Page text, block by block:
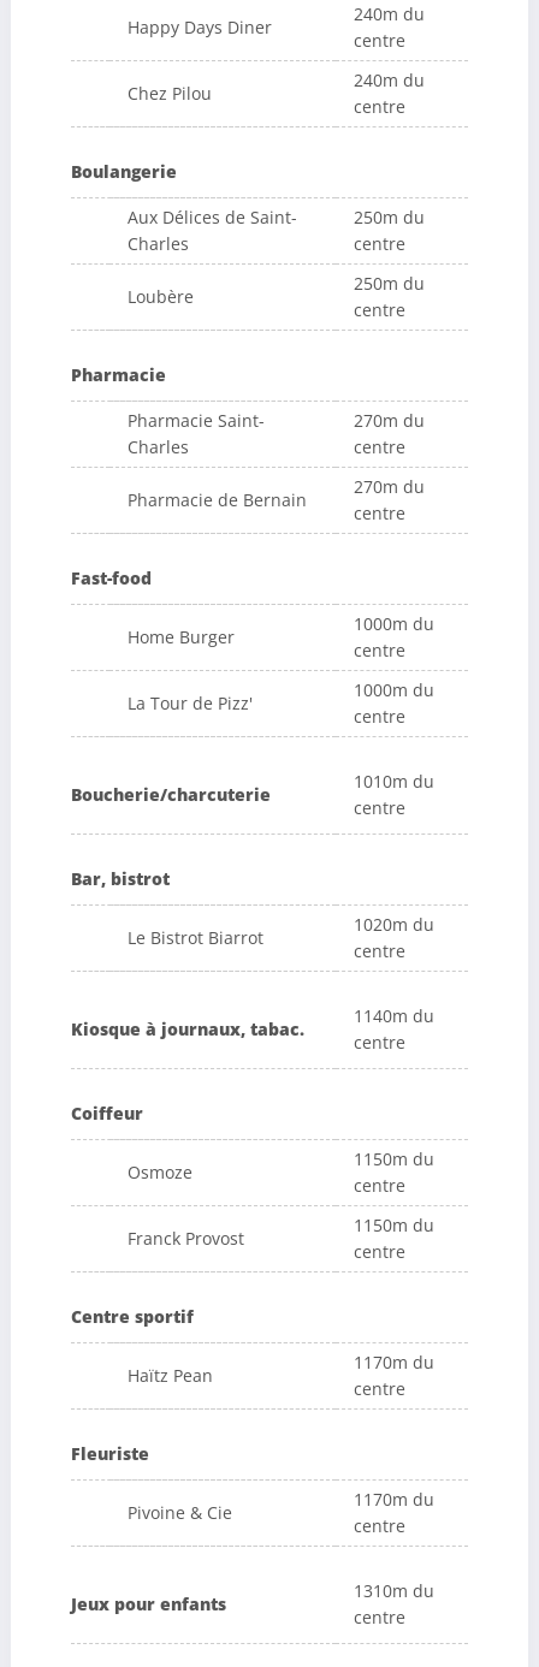
Happy Days Diner
240m du
centre
Chez Pilou
240m du
centre
Boulangerie
Aux Délices de Saint-
Charles
250m du
centre
Loubère
250m du
centre
Pharmacie
Pharmacie Saint-
Charles
270m du
centre
Pharmacie de Bernain
270m du
centre
Fast-food
Home Burger
1000m du
centre
La Tour de Pizz'
1000m du
centre
Boucherie/charcuterie
1010m du
centre
Bar, bistrot
Le Bistrot Biarrot
1020m du
centre
Kiosque à journaux, tabac.
1140m du
centre
Coiffeur
Osmoze
1150m du
centre
Franck Provost
1150m du
centre
Centre sportif
Haïtz Pean
1170m du
centre
Fleuriste
Pivoine & Cie
1170m du
centre
Jeux pour enfants
1310m du
centre